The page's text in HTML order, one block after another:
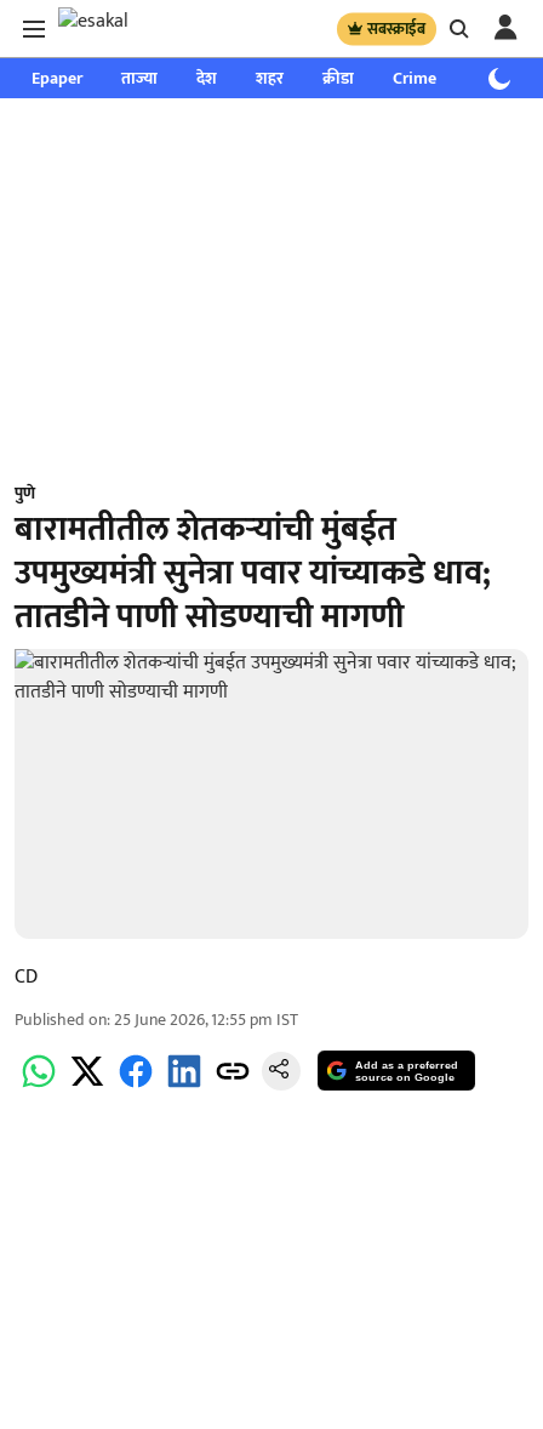
सबस्क्राईब
Epaper ताज्या देश शहर क्रीडा Crime साप्ताहिक
पुणे
बारामतीतील शेतकऱ्यांची मुंबईत
उपमुख्यमंत्री सुनेत्रा पवार यांच्याकडे धाव;
तातडीने पाणी सोडण्याची मागणी
CD
Published on:25 June 2026, 12:55 pm IST
Add as a preferred
source on Google